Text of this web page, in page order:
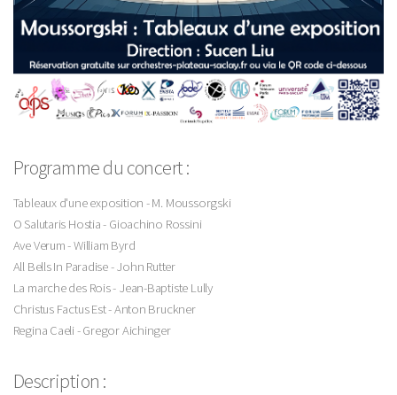
Programme du concert :
Tableaux d'une exposition - M. Moussorgski
O Salutaris Hostia - Gioachino Rossini
Ave Verum - William Byrd
All Bells In Paradise - John Rutter
La marche des Rois - Jean-Baptiste Lully
Christus Factus Est - Anton Bruckner
Regina Caeli - Gregor Aichinger
Description :